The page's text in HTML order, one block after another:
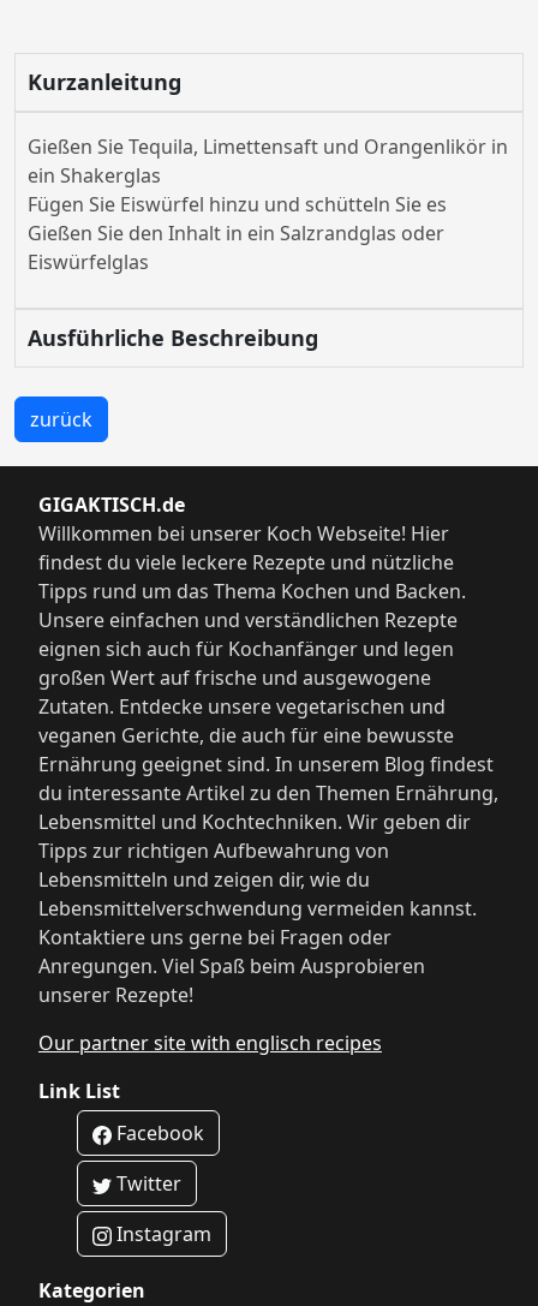
Kurzanleitung
Gießen Sie Tequila, Limettensaft und Orangenlikör in
ein Shakerglas
Fügen Sie Eiswürfel hinzu und schütteln Sie es
Gießen Sie den Inhalt in ein Salzrandglas oder
Eiswürfelglas
Ausführliche Beschreibung
zurück
GIGAKTISCH.de
Willkommen bei unserer Koch Webseite! Hier
findest du viele leckere Rezepte und nützliche
Tipps rund um das Thema Kochen und Backen.
Unsere einfachen und verständlichen Rezepte
eignen sich auch für Kochanfänger und legen
großen Wert auf frische und ausgewogene
Zutaten. Entdecke unsere vegetarischen und
veganen Gerichte, die auch für eine bewusste
Ernährung geeignet sind. In unserem Blog findest
du interessante Artikel zu den Themen Ernährung,
Lebensmittel und Kochtechniken. Wir geben dir
Tipps zur richtigen Aufbewahrung von
Lebensmitteln und zeigen dir, wie du
Lebensmittelverschwendung vermeiden kannst.
Kontaktiere uns gerne bei Fragen oder
Anregungen. Viel Spaß beim Ausprobieren
unserer Rezepte!
Our partner site with englisch recipes
Link List
Facebook
Twitter
Instagram
Kategorien